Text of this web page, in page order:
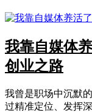
我靠自媒体
创业之路
我曾是职场中沉默
过精准定位、发挥